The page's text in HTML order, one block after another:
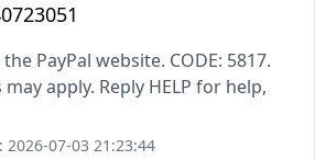
PayPal website. CODE: 5817.
apply. Reply HELP for help,
2026-07-03 21:23:44